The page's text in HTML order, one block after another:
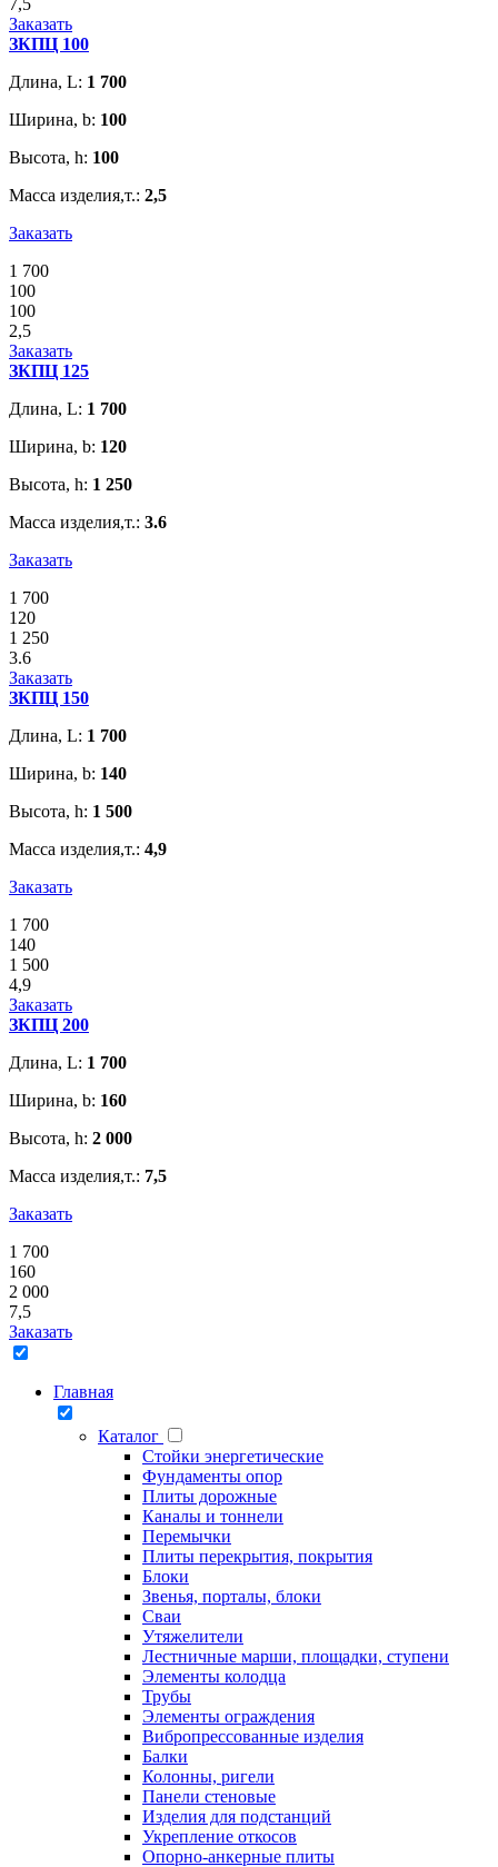
Заказать
ЗКПЦ 100
Длина, L: 1 700
Ширина, b: 100
Высота, h: 100
Масса изделия,т.: 2,5
Заказать
1 700
100
100
2,5
Заказать
ЗКПЦ 125
Длина, L: 1 700
Ширина, b: 120
Высота, h: 1 250
Масса изделия,т.: 3.6
Заказать
1 700
120
1 250
3.6
Заказать
ЗКПЦ 150
Длина, L: 1 700
Ширина, b: 140
Высота, h: 1 500
Масса изделия,т.: 4,9
Заказать
1 700
140
1 500
4,9
Заказать
ЗКПЦ 200
Длина, L: 1 700
Ширина, b: 160
Высота, h: 2 000
Масса изделия,т.: 7,5
Заказать
1 700
160
2 000
7,5
Заказать
Главная
Каталог
Стойки энергетические
Фундаменты опор
Плиты дорожные
Каналы и тоннели
Перемычки
Плиты перекрытия, покрытия
Блоки
Звенья, порталы, блоки
Сваи
Утяжелители
Лестничные марши, площадки, ступени
Элементы колодца
Трубы
Элементы ограждения
Вибропрессованные изделия
Балки
Колонны, ригели
Панели стеновые
Изделия для подстанций
Укрепление откосов
Опорно-анкерные плиты